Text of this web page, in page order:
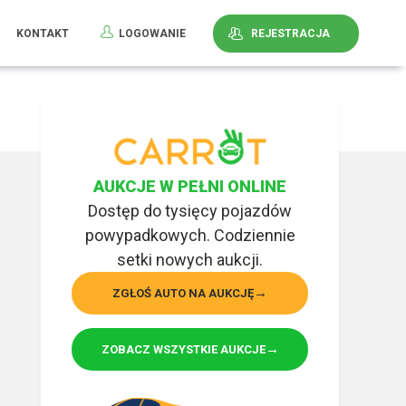
KONTAKT LOGOWANIE REJESTRACJA
AUKCJE W PEŁNI ONLINE
Dostęp do tysięcy pojazdów
powypadkowych. Codziennie
setki nowych aukcji.
ZGŁOŚ AUTO NA AUKCJĘ
ZOBACZ WSZYSTKIE AUKCJE